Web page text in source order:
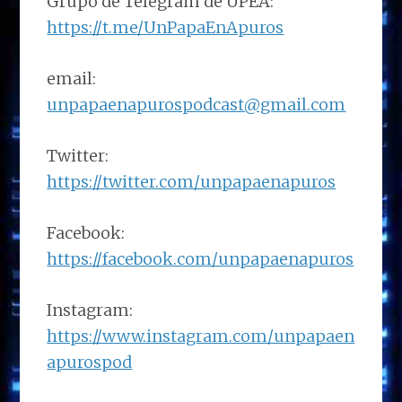
https://t.me/UnPapaEnApuros
email:
unpapaenapurospodcast@gmail.com
Twitter:
https://twitter.com/unpapaenapuros
Facebook:
https://facebook.com/unpapaenapuros
Instagram:
https://www.instagram.com/unpapaen
apurospod